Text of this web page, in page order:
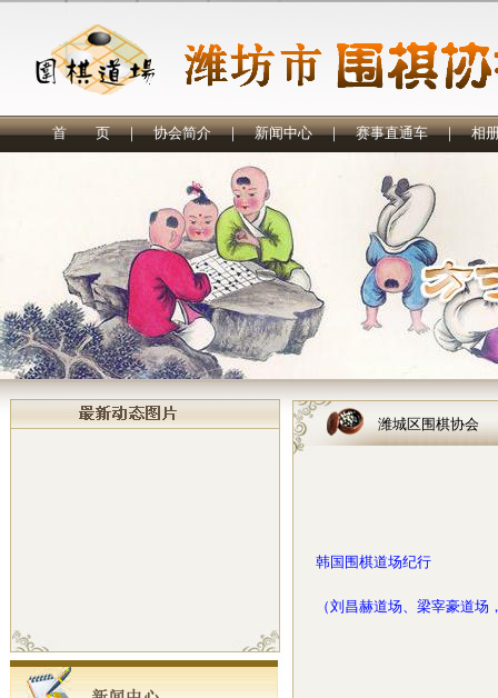
首 页｜协会简介｜新闻中心｜赛事直通车｜相
潍城区围棋协会
韩国围棋道场纪行
（刘昌赫道场、梁宰豪道